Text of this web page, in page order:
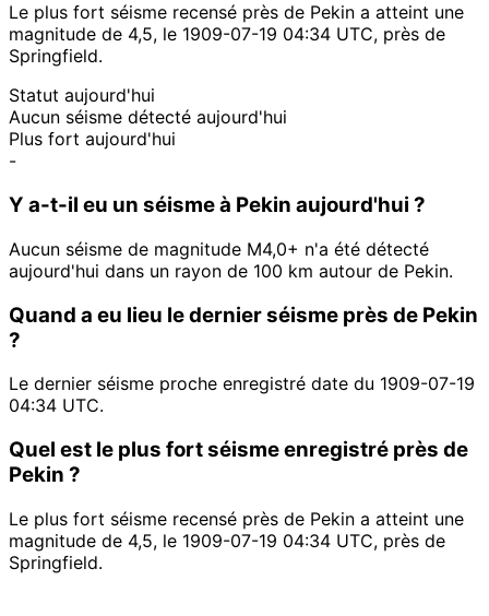
Le plus fort séisme recensé près de Pekin a atteint une
magnitude de 4,5, le 1909-07-19 04:34 UTC, près de
Springfield.
Statut aujourd'hui
Aucun séisme détecté aujourd'hui
Plus fort aujourd'hui
-
Y a-t-il eu un séisme à Pekin aujourd'hui ?
Aucun séisme de magnitude M4,0+ n'a été détecté
aujourd'hui dans un rayon de 100 km autour de Pekin.
Quand a eu lieu le dernier séisme près de Pekin
?
Le dernier séisme proche enregistré date du 1909-07-19
04:34 UTC.
Quel est le plus fort séisme enregistré près de
Pekin ?
Le plus fort séisme recensé près de Pekin a atteint une
magnitude de 4,5, le 1909-07-19 04:34 UTC, près de
Springfield.